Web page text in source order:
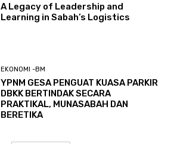
A Legacy of Leadership and
Learning in Sabah’s Logistics
EKONOMI -BM
YPNM GESA PENGUAT KUASA PARKIR
DBKK BERTINDAK SECARA
PRAKTIKAL, MUNASABAH DAN
BERETIKA